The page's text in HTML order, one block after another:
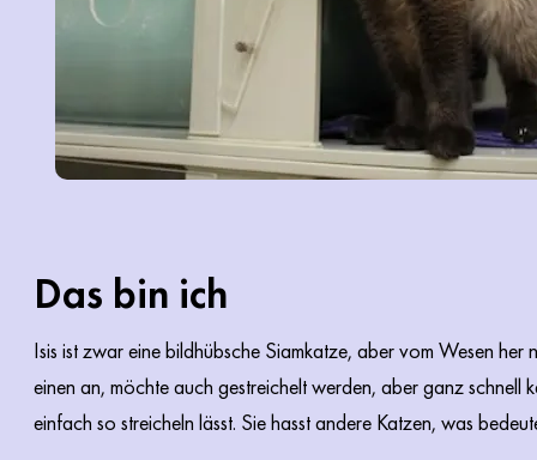
Das bin ich
Isis ist zwar eine bildhübsche Siamkatze, aber vom Wesen
einen an, möchte auch gestreichelt werden, aber ganz schnell
einfach so streicheln lässt. Sie hasst andere Katzen, was